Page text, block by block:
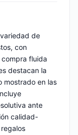
de
con
fluida
destacan la
mostrado en las
ante
calidad-